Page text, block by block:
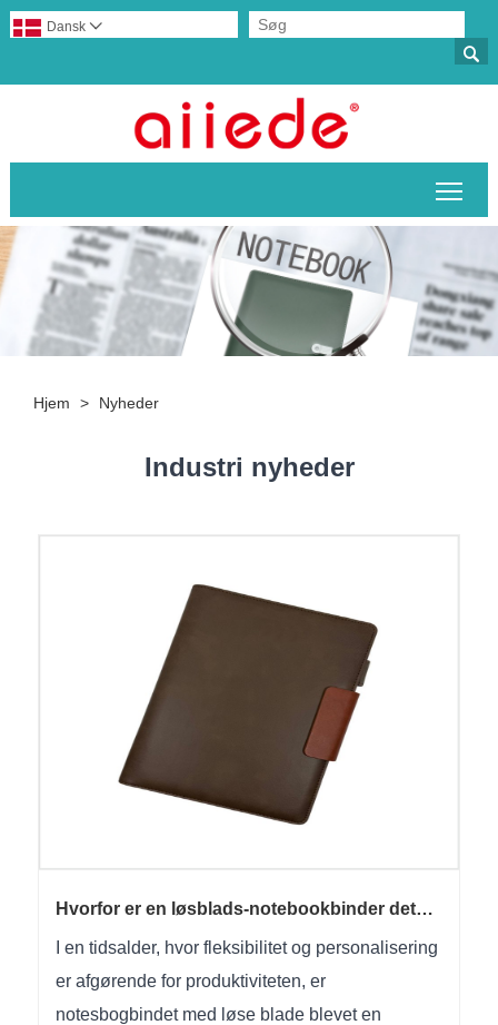

Dansk 
Hjem > Nyheder
Industri nyheder
Hvorfor er en løsblads-notebookbinder det
I en tidsalder, hvor fleksibilitet og personalisering
er afgørende for produktiviteten, er
notesbogbindet med løse blade blevet en